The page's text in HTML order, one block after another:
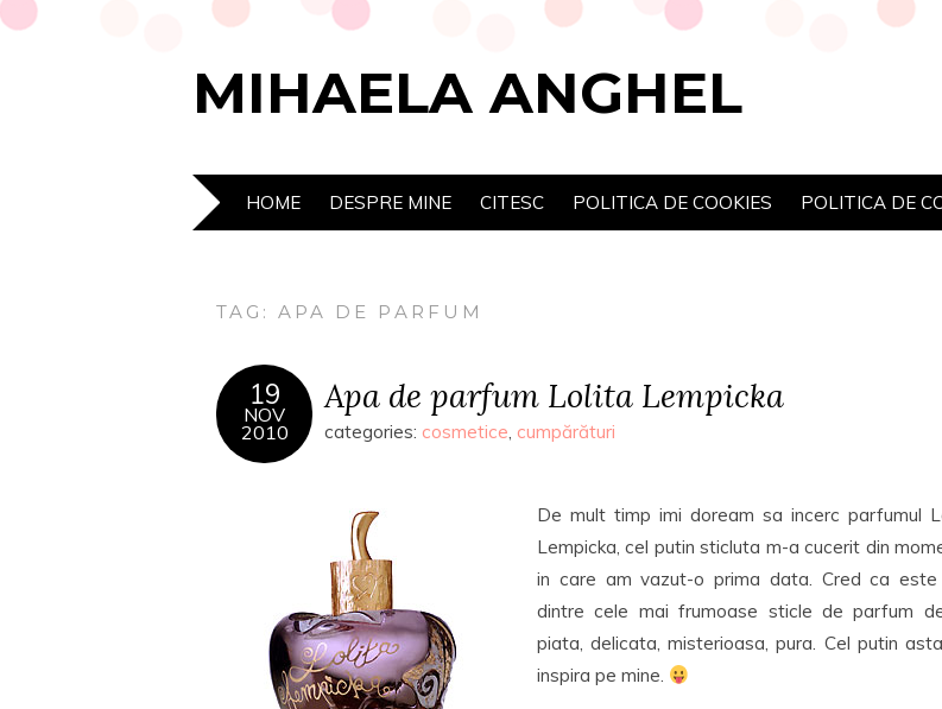
MIHAELA ANGHEL
HOME DESPRE MINE CITESC POLITICA DE COOKIES POLITICA DE
TAG:APA DE PARFUM
19
NOV
2010
Apa de parfum Lolita Lempicka
categories: cosmetice, cumpărături
De mult timp imi doream sa incerc parfumul
Lempicka, cel putin sticluta m-a cucerit din
in care am vazut-o prima data. Cred ca este
dintre cele mai frumoase sticle de parfum
piata, delicata, misterioasa, pura. Cel putin
inspira pe mine.